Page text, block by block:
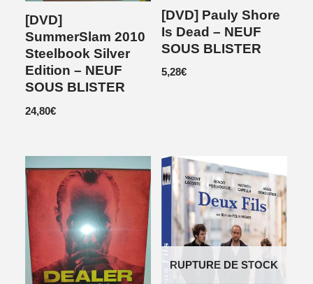
[DVD]
SummerSlam 2010
Steelbook Silver
Edition – NEUF
SOUS BLISTER
24,80€
[DVD] Pauly Shore
Is Dead – NEUF
SOUS BLISTER
5,28€
RUPTURE DE STOCK